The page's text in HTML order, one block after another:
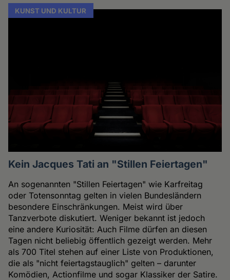
KUNST UND KULTUR
Kein Jacques Tati an "Stillen Feiertagen"
An sogenannten "Stillen Feiertagen" wie Karfreitag
oder Totensonntag gelten in vielen Bundesländern
besondere Einschränkungen. Meist wird über
Tanzverbote diskutiert. Weniger bekannt ist jedoch
eine andere Kuriosität: Auch Filme dürfen an diesen
Tagen nicht beliebig öffentlich gezeigt werden. Mehr
als 700 Titel stehen auf einer Liste von Produktionen,
die als "nicht feiertagstauglich" gelten – darunter
Komödien, Actionfilme und sogar Klassiker der Satire.